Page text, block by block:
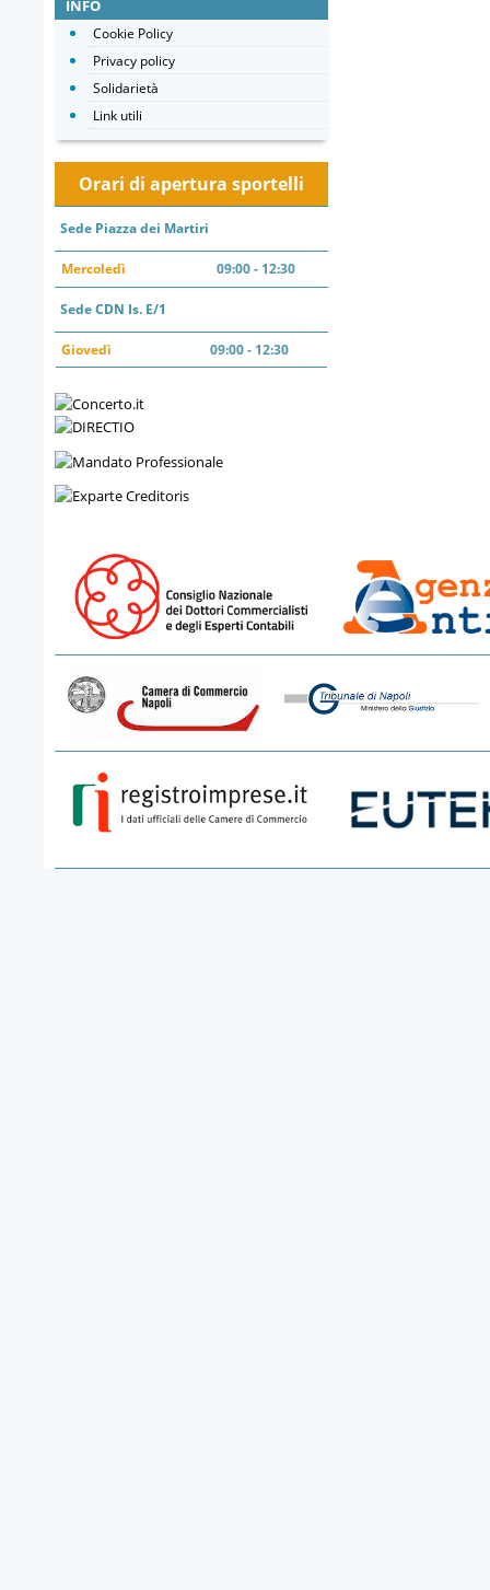
INFO
Cookie Policy
Privacy policy
Solidarietà
Link utili
Orari di apertura sportelli
Sede Piazza dei Martiri
Mercoledì 09:00 - 12:30
Sede CDN Is. E/1
Giovedì 09:00 - 12:30